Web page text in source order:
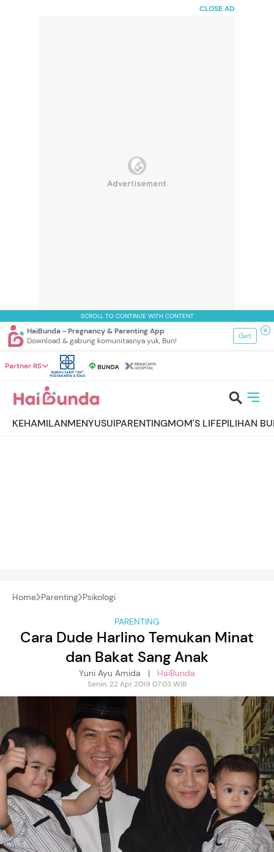
CLOSE AD
SCROLL TO CONTINUE WITH CONTENT
HaiBunda - Pregnancy & Parenting App
Download & gabung komunitasnya yuk, Bun!
Get
Partner RS
KEHAMILANMENYUSUIPARENTINGMOM'S LIFEPILIHAN
Home Parenting Psikologi
PARENTING
Cara Dude Harlino Temukan Minat
dan Bakat Sang Anak
Yuni Ayu Amida | HaiBunda
Senin, 22 Apr 2019 07:03 WIB